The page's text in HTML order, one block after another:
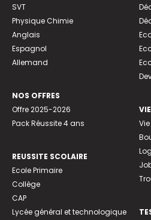
SVT
Physique Chimie
Anglais
Espagnol
Allemand
NOS OFFRES
Offre 2025-2026
Pack Réussite 4 ans
REUSSITE SCOLAIRE
Ecole Primaire
Collège
CAP
Lycée général et technologique